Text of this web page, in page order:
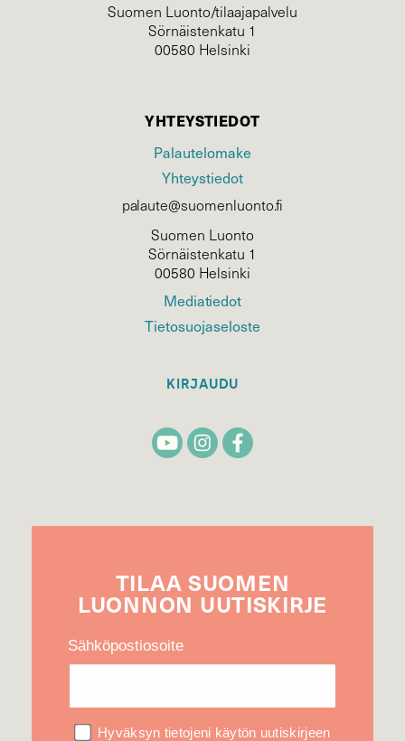
Suomen Luonto/tilaajapalvelu
Sörnäistenkatu 1
00580 Helsinki
YHTEYSTIEDOT
Palautelomake
Yhteystiedot
palaute@suomenluonto.fi
Suomen Luonto
Sörnäistenkatu 1
00580 Helsinki
Mediatiedot
Tietosuojaseloste
KIRJAUDU
TILAA SUOMEN
LUONNON UUTIS­KIRJE
Sähköpostiosoite
Hyväksyn tietojeni käytön uutiskirjeen